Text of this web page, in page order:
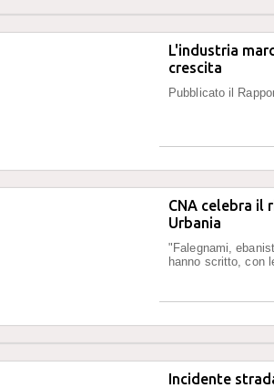
L'industria
crescita
Pubblicato il
CNA celebra il
Urbania
"Falegnami,
hanno scritto, con
Incidente